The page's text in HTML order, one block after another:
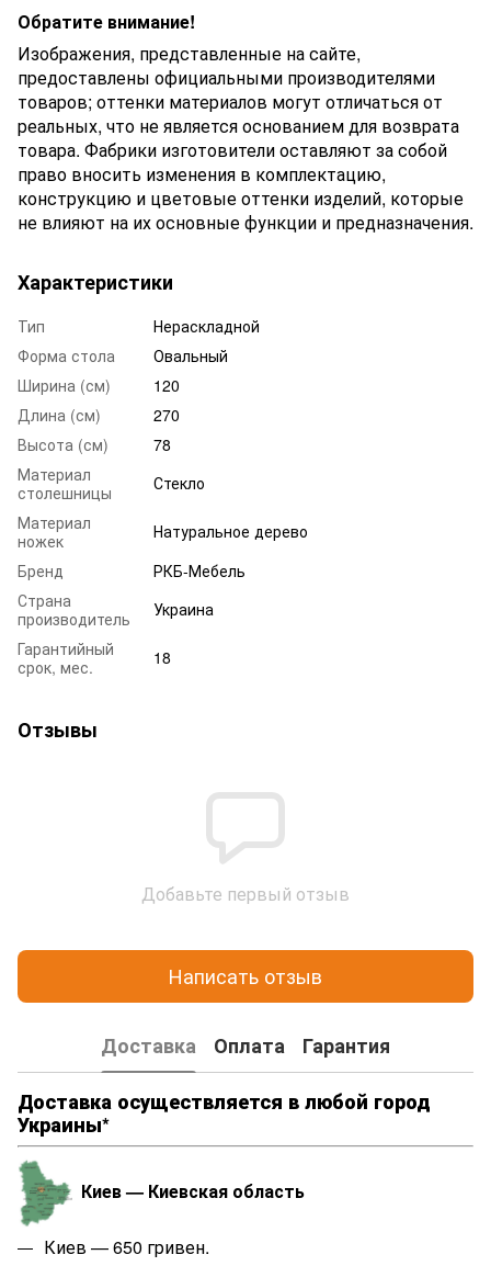
Обратите внимание!
Изображения, представленные на сайте,
предоставлены официальными производителями
товаров; оттенки материалов могут отличаться от
реальных, что не является основанием для возврата
товара. Фабрики изготовители оставляют за собой
право вносить изменения в комплектацию,
конструкцию и цветовые оттенки изделий, которые
не влияют на их основные функции и предназначения.
Характеристики
Тип
Нераскладной
Форма стола
Овальный
Ширина (см)
120
Длина (см)
270
Высота (см)
78
Материал
столешницы
Стекло
Материал
ножек
Натуральное дерево
Бренд
РКБ-Мебель
Страна
производитель
Украина
Гарантийный
срок, мес.
18
Отзывы
Добавьте первый отзыв
Написать отзыв
Доставка Оплата
Гарантия
Доставка осуществляется в любой город
Украины*
Киев — Киевская область
Киев — 650 гривен.